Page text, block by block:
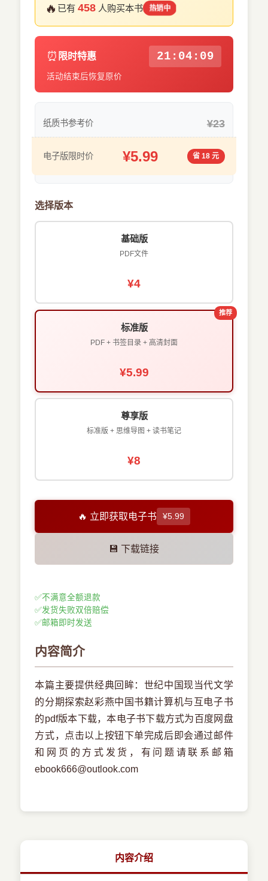
🔥 已有458 人购买本书 热销中
⏰ 限时特惠 21:04:08
活动结束后恢复原价
纸质书参考价 ¥23
电子版限时价 ¥5.99 省 18 元
选择版本
基础版
PDF文件
¥4
推荐
标准版
PDF + 书签目录 + 高清封面
¥5.99
尊享版
标准版 + 思维导图 + 读书笔记
¥8
🔥 立即获取电子书 ¥5.99
💾 下载链接
✅不满意全额退款
✅发货失败双倍赔偿
✅邮箱即时发送
内容简介
本篇主要提供经典回眸：世纪中国现当代文学
的分期探索赵彩燕中国书籍计算机与互电子书
的pdf版本下载，本电子书下载方式为百度网盘
方式，点击以上按钮下单完成后即会通过邮件
和网页的方式发货，有问题请联系邮箱
ebook666@outlook.com
内容介绍